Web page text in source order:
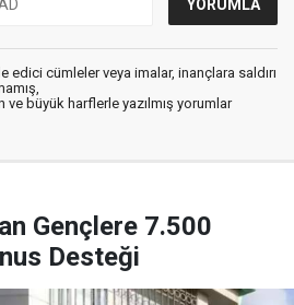
edici cümleler veya imalar, inançlara saldırı
ve büyük harflerle yazılmış yorumlar
Gençlere 7.500
Desteği